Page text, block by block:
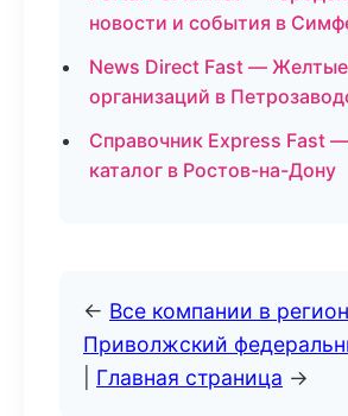
новости и события в
News Direct Fast —
организаций в
Справочник Express Fast
каталог в Ростов-на-Дону
← Все компании в
Приволжский
Главная страница →